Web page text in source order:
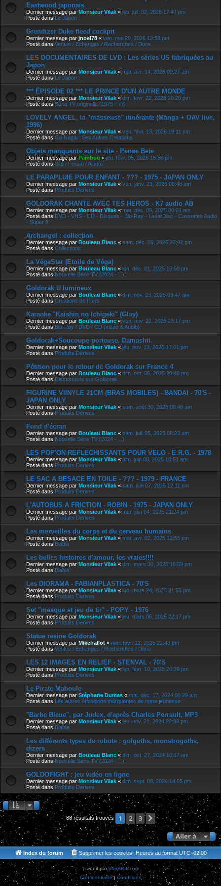
Eastwood japonais
Dernier message par Monsieur Vilak « jeu. juil. 02, 2026 17:47 pm
Posté dans Le Japon :
Grendizer Duke fleed cockpit
Dernier message par jnoel78 « ven. mai 29, 2026 12:58 pm
Posté dans Ventes / Echanges / Recherches / Dons
LES DOCUMENTAIRES DE LVD : Les séries US fabriquées au
Japon
Dernier message par Monsieur Vilak « mar. avr. 14, 2026 09:27 am
Posté dans Le Japon :
*** ÉPISODE 02 *** LE PRINCE D'UN AUTRE MONDE
Dernier message par Monsieur Vilak « dim. févr. 22, 2026 20:20 pm
Posté dans Série TV originelle (1975 - 77)
LOVELY ANGEL, la "masseuse" itinérante (Manga + OAV live,
1996)
Dernier message par Monsieur Vilak « ven. févr. 13, 2026 19:11 pm
Posté dans Go Nagai : Ses Autres Créations
Objets manquants sur le site - Pense Bete
Dernier message par Pambou « jeu. févr. 05, 2026 15:56 pm
Posté dans Site / Forum / Album
LE PARAPLUIE POUR ENFANT - ??? - 1975 - JAPAN ONLY
Dernier message par Monsieur Vilak « ven. janv. 23, 2026 00:48 am
Posté dans Produits Derives
GOLDORAK CHANTE AVEC TES HEROS - K7 audio AB
Dernier message par Monsieur Vilak « mar. déc. 09, 2025 00:01 am
Posté dans DVD - VHS - CD - Disques - Blu-Ray - LaserDisc - Cassettes Audio
- Super 8
Archangel : collection
Dernier message par Bouleau Blanc « sam. déc. 06, 2025 23:02 pm
Posté dans Collections
La VégaStar (Etoile de Véga)
Dernier message par Bouleau Blanc « lun. déc. 01, 2025 16:50 pm
Posté dans Nouvelle Série TV (2024 - ...)
Goldorak U lumineux
Dernier message par Bouleau Blanc « dim. nov. 23, 2025 09:47 am
Posté dans Creations de Fans
Karaoke "Kaishin no Ichigeki" (Glay)
Dernier message par Bouleau Blanc « ven. nov. 21, 2025 23:17 pm
Posté dans Blu-Ray / DVD / CD (vidéo & Audio)
Goldorak+Soucoupe porteuse. Damashii.
Dernier message par Monsieur Vilak « jeu. nov. 13, 2025 17:01 pm
Posté dans Produits Derives
Pétition pour le retour de Goldorak sur France 4
Dernier message par Bouleau Blanc « dim. oct. 05, 2025 20:40 pm
Posté dans Discussions sur Goldorak
FIGURINE VIINYLE 21CM (BRAS MOBILES) - BANDAI - 70'S -
JAPAN ONLY
Dernier message par Monsieur Vilak « sam. août 30, 2025 00:48 am
Posté dans Produits Derives
Fond d'écran
Dernier message par Bouleau Blanc « sam. juil. 05, 2025 08:23 am
Posté dans Nouvelle Série TV (2024 - ...)
LES POP'ON REFLECHISSANTS POUR VELO - E.R.G. - 1978
Dernier message par Monsieur Vilak « dim. juin 08, 2025 10:51 am
Posté dans Produits Derives
LE SAC A BESACE EN TOILE - ??? - 1979 - FRANCE
Dernier message par Monsieur Vilak « sam. juin 07, 2025 12:11 pm
Posté dans Produits Derives
L'AUTOBUS A FRICTION - ROBIN - 1975 - JAPAN ONLY
Dernier message par Monsieur Vilak « mer. juin 04, 2025 21:24 pm
Posté dans Produits Derives
Les merveilles du corps et du cerveau humains
Dernier message par Monsieur Vilak « mer. avr. 02, 2025 12:55 pm
Posté dans Blabla
Les belles histoires d'amour, les vraies!!!!
Dernier message par Monsieur Vilak « dim. mars 30, 2025 18:59 pm
Posté dans Blabla
Les DIORAMA - FABIANPLASTICA - 70'S
Dernier message par Monsieur Vilak « lun. mars 24, 2025 21:55 pm
Posté dans Produits Derives
Set "masque et jeu de tir" - POPY - 1976
Dernier message par Monsieur Vilak « jeu. mars 06, 2025 22:17 pm
Posté dans Produits Derives
Statue resine Goldorak
Dernier message par Mikehallot « mer. févr. 12, 2025 22:43 pm
Posté dans Ventes / Echanges / Recherches / Dons
LES 12 IMAGES EN RELIEF - STENVAL - 70'S
Dernier message par Monsieur Vilak « lun. févr. 10, 2025 20:39 pm
Posté dans Produits Derives
Le Pirate Maboule
Dernier message par Stéphane Dumas « mar. déc. 17, 2024 00:29 am
Posté dans Les autres émissions marquantes de notre jeunesse
"Barbe Bleue", par Judex, d'après Charles Perrault, MP3
Dernier message par Monsieur Vilak « jeu. nov. 21, 2024 22:38 pm
Posté dans Blabla
Les différents types de robots : golgoths, monstrogoths,
dizers
Dernier message par Bouleau Blanc « dim. oct. 27, 2024 10:17 am
Posté dans Nouvelle Série TV (2024 - ...)
GOLDOFIGHT : jeu vidéo en ligne
Dernier message par Monsieur Vilak « dim. sept. 08, 2024 14:05 pm
Posté dans Produits Derives
88 résultats trouvés 1 2 3
Suivante
Aller à
Index du forum Heures au format UTC+02:00
Supprimer les cookies
Traduit parphpBB-fr.com
Confidentialité| Conditions